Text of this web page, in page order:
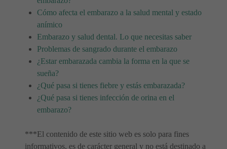
Cómo afecta el embarazo a la salud mental y estado
anímico
Embarazo y salud dental. Lo que necesitas saber
Problemas de sangrado durante el embarazo
¿Estar embarazada cambia la forma en la que se
sueña?
¿Qué pasa si tienes fiebre y estás embarazada?
¿Qué pasa si tienes infección de orina en el
embarazo?
***El contenido de este sitio web es solo para fines
informativos, es de carácter general y no está destinado a